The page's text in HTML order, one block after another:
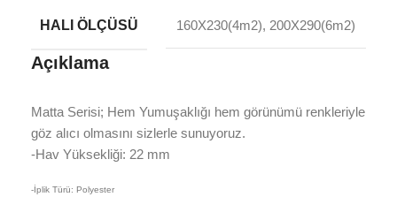
HALI ÖLÇÜSÜ 160X230(4m2), 200X290(6m2)
Açıklama
Matta Serisi; Hem Yumuşaklığı hem görünümü renkleriyle
göz alıcı olmasını sizlerle sunuyoruz.
-Hav Yüksekliği: 22 mm
-İplik Türü: Polyester